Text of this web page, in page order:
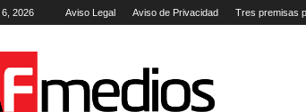
2026 Aviso Legal Aviso de Privacidad Tres premisas
Agencia